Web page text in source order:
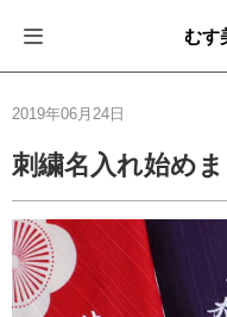
むす
2019年06月24日
刺繍名入れ始めま
イベント・キャンペ
メディア情報
エコバッグ
収納にもなるバッグ
箱を包む
一番人気「花包み」
ファッション
アウトドア
卒業・入学
結婚